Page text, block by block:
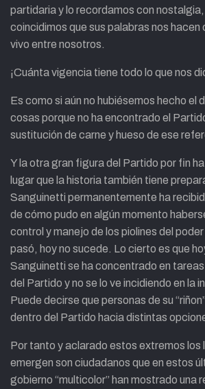
partidaria y lo recordamos con
coincidimos que sus palabras nos hacen
vivo entre nosotros.
¡Cuánta vigencia tiene todo lo que nos
Es como si aún no hubiésemos hecho el
cosas porque no ha encontrado el
sustitución de carne y hueso de ese
Y la otra gran figura del Partido por fin
lugar que la historia también tiene
Sanguinetti permanentemente ha
de cómo pudo en algún momento
control y manejo de los piolines del
pasó, hoy no sucede. Lo cierto es que
Sanguinetti se ha concentrado en
del Partido y no se lo ve incidiendo en la
Puede decirse que personas de su
dentro del Partido hacia distintas
Por tanto y aclarado estos extremos los
emergen son ciudadanos que en estos
gobierno “multicolor” han mostrado una